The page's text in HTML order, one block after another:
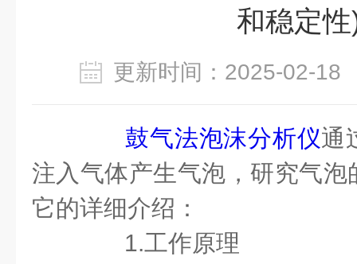
和稳定
更新时间：2025-02-
鼓气法泡沫分析仪通
注入气体产生气泡，研究气
它的详细介绍：
1.工作原理